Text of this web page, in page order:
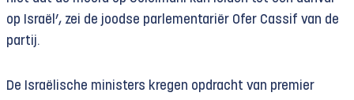
op Israël’, zei de joodse parlementariër Ofer Cassif van de
partij.
De Israëlische ministers kregen opdracht van premier